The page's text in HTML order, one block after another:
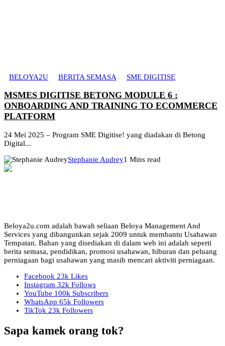
BELOYA2U BERITA SEMASA SME DIGITISE
MSMES DIGITISE BETONG MODULE 6 :
ONBOARDING AND TRAINING TO ECOMMERCE
PLATFORM
24 Mei 2025 – Program SME Digitise! yang diadakan di Betong
Digital...
Stephanie Audrey1 Mins read
Beloya2u.com adalah bawah seliaan Beloya Management And
Services yang dibangunkan sejak 2009 untuk membantu Usahawan
Tempatan. Bahan yang disediakan di dalam web ini adalah seperti
berita semasa, pendidikan, promosi usahawan, hiburan dan peluang
perniagaan bagi usahawan yang masih mencari aktiviti perniagaan.
Facebook 23k Likes
Instagram 32k Follows
YouTube 100k Subscribers
WhatsApp 65k Followers
TikTok 23k Followers
Sapa kamek orang tok?